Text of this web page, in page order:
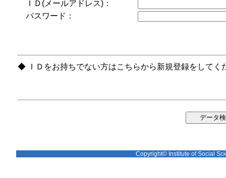
ＩＤ(メールアドレス)：
パスワード：
◆ ＩＤをお持ちでない方はこちらから新規登録をしてく
Copyright© Institute of Social